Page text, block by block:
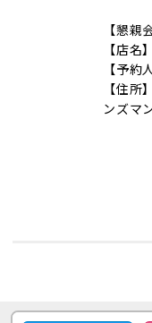
【懇
【店名
【予約
【住
ンズマ